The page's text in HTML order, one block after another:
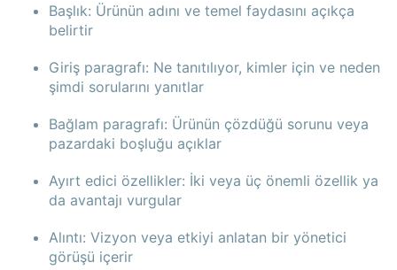
Başlık: Ürünün adını ve temel faydasını açıkça
belirtir
Giriş paragrafı: Ne tanıtılıyor, kimler için ve neden
şimdi sorularını yanıtlar
Bağlam paragrafı: Ürünün çözdüğü sorunu veya
pazardaki boşluğu açıklar
Ayırt edici özellikler: İki veya üç önemli özellik ya
da avantajı vurgular
Alıntı: Vizyon veya etkiyi anlatan bir yönetici
görüşü içerir